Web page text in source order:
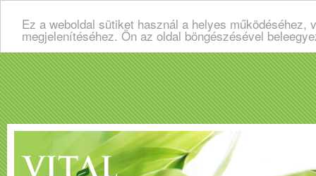
Ez a weboldal sütiket használ a helyes
megjelenítéséhez. Ön az oldal böngészésével